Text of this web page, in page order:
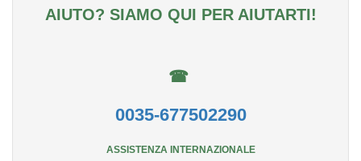
AIUTO? SIAMO QUI PER AIUTARTI!
☎
0035-677502290
ASSISTENZA INTERNAZIONALE